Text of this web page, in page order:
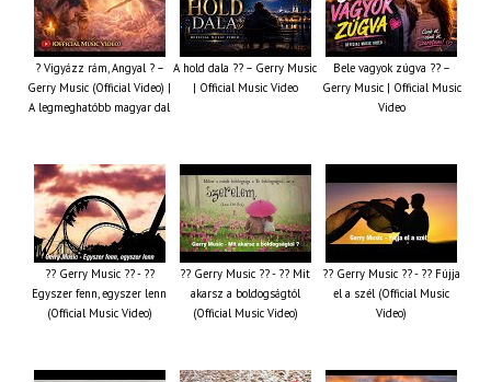
? Vigyázz rám, Angyal ? –
Gerry Music (Official Video) |
A legmeghatóbb magyar dal
A hold dala ?? – Gerry Music
| Official Music Video
Bele vagyok zúgva ?? –
Gerry Music | Official Music
Video
?? Gerry Music ?? - ??
Egyszer fenn, egyszer lenn
(Official Music Video)
?? Gerry Music ?? - ?? Mit
akarsz a boldogságtól
(Official Music Video)
?? Gerry Music ?? - ?? Fújja
el a szél (Official Music
Video)